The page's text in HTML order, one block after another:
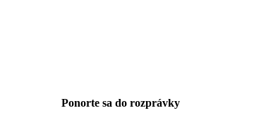
Ponorte sa do rozprávky